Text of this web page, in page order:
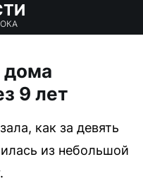
дома
9 лет
как за девять
из небольшой